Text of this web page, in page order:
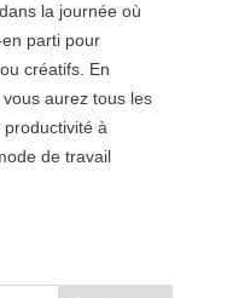
la journée où
parti pour
créatifs. En
aurez tous les
à
de travail